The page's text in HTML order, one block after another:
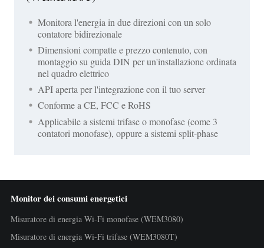
Monitora l'energia in due direzioni con un solo
contatore bidirezionale
Dimensioni compatte e prezzo contenuto, con
montaggio su guida DIN per un'installazione ordinata
nel quadro elettrico
API aperta per l'integrazione con il tuo server
Conforme a CE, FCC e RoHS
Applicabile a sistemi trifase o monofase (come 3
contatori monofase), oppure a sistemi split-phase
Monitor dei consumi energetici
Misuratore di energia Wi-Fi monofase (WEM3080)
Misuratore di energia Wi-Fi trifase (WEM3080T)